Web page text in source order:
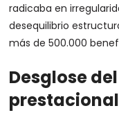
radicaba en
desequilibrio
más de 500.000
Desglose
prestacional